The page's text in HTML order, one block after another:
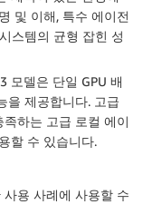
및 이해, 특수 에이전
스템의 균형 잡힌 성
모델은 단일 GPU 배
을 제공합니다. 고급
하는 고급 로컬 에이
할 수 있습니다.
용 사례에 사용할 수